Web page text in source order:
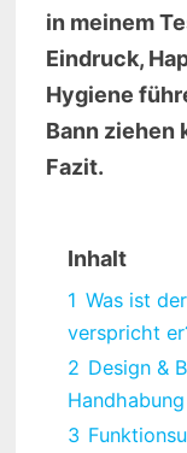
in meinem
Eindruck,
Hygiene
Bann ziehen
Fazit.
Inhalt
1 Was ist
verspricht
2 Design &
Handhabung
3